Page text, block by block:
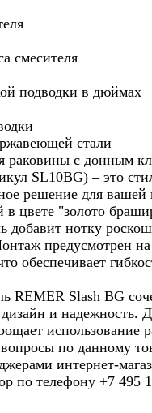
смесителя
подводки в дюймах
стали
раковины с донным
SL10BG) – это
решение для вашей
цвете "золото
добавит нотку
предусмотрен
обеспечивает
REMER Slash BG
и надежность.
использование
по данному
интернет-
по телефону +7 495